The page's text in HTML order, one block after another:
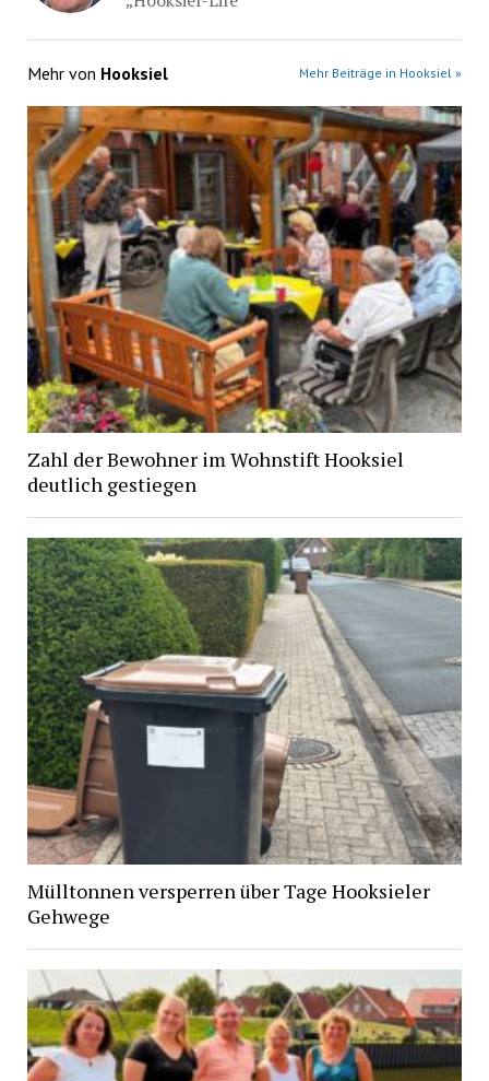
Mehr von Hooksiel Mehr Beiträge in Hooksiel »
Zahl der Bewohner im Wohnstift Hooksiel
deutlich gestiegen
Mülltonnen versperren über Tage Hooksieler
Gehwege